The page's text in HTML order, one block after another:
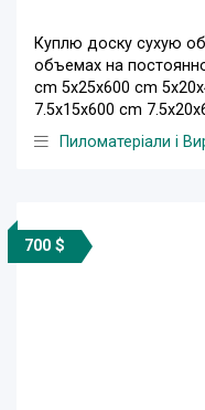
Куплю доску сухую
объемах на
cm 5x25x600 cm
7.5x15x600 cm
Пиломатеріали і
700 $